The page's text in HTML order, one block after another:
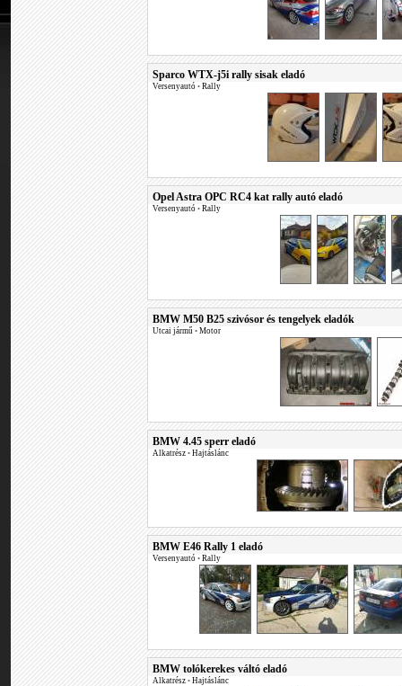
Sparco WTX-j5i rally sisak eladó
Versenyautó • Rally
Opel Astra OPC RC4 kat rally autó eladó
Versenyautó • Rally
BMW M50 B25 szivósor és tengelyek eladók
Utcai jármű • Motor
BMW 4.45 sperr eladó
Alkatrész • Hajtáslánc
BMW E46 Rally 1 eladó
Versenyautó • Rally
BMW tolókerekes váltó eladó
Alkatrész • Hajtáslánc